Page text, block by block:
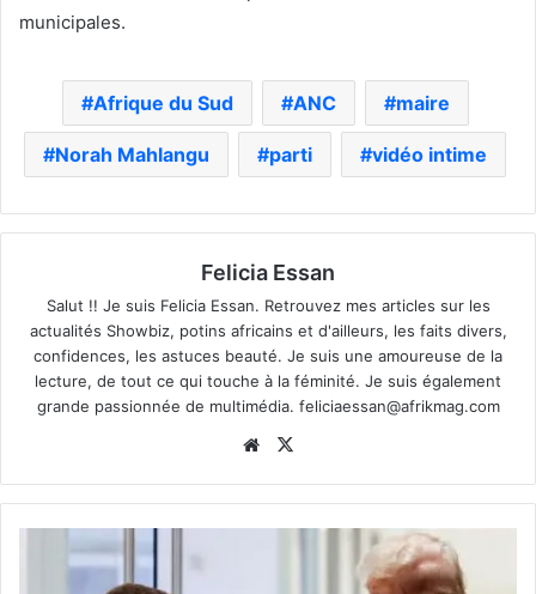
municipales.
Afrique du Sud ANC maire
Norah Mahlangu parti vidéo intime
Felicia Essan
Salut !! Je suis Felicia Essan. Retrouvez mes articles sur les
actualités Showbiz, potins africains et d'ailleurs, les faits divers,
confidences, les astuces beauté. Je suis une amoureuse de la
lecture, de tout ce qui touche à la féminité. Je suis également
grande passionnée de multimédia. feliciaessan@afrikmag.com
Website